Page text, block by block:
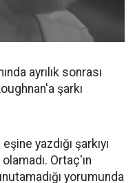
ayrılık sonrası
şarkı
yazdığı şarkıyı
Ortaç'ın
yorumunda